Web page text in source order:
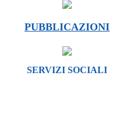
PUBBLICAZIONI
SERVIZI SOCIALI